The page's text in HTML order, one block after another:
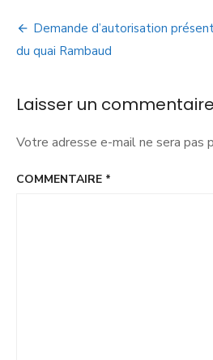
Demande d’autorisation
du quai Rambaud
Laisser un commentaire
Votre adresse e-mail ne sera pas
COMMENTAIRE *